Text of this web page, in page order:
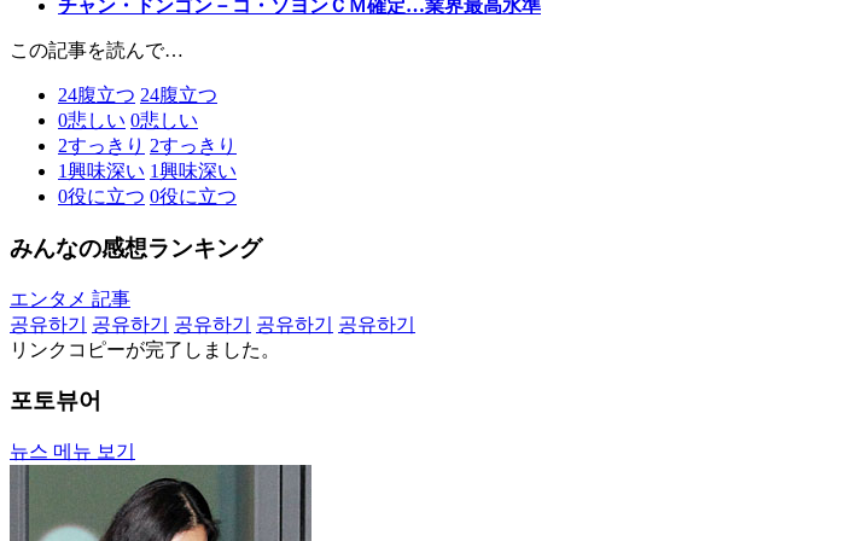
チャン・ドンゴン－コ・ソヨンＣＭ確定…業界最高水準
この記事を読んで…
24腹立つ 24腹立つ
0悲しい 0悲しい
2すっきり 2すっきり
1興味深い 1興味深い
0役に立つ 0役に立つ
みんなの感想ランキング
エンタメ 記事
공유하기
공유하기 공유하기 공유하기
공유하기
リンクコピーが完了しました。
포토뷰어
뉴스 메뉴 보기